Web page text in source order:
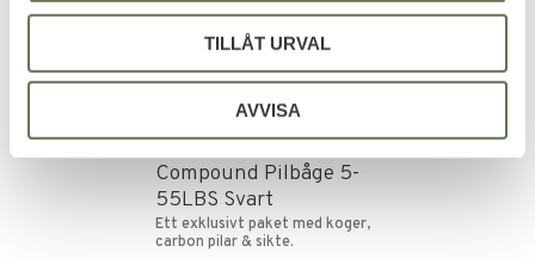
TILLÅT URVAL
AVVISA
Lägg till i favoriter
Ek Archery Anvil
Compound Pilbåge 5-
55LBS Svart
Ett exklusivt paket med koger,
carbon pilar & sikte.